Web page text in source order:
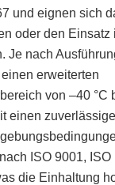
und eignen sich
oder den Einsatz
Je nach
erweiterten
von –40 °C
einen
ISO 9001,
die Einhaltung